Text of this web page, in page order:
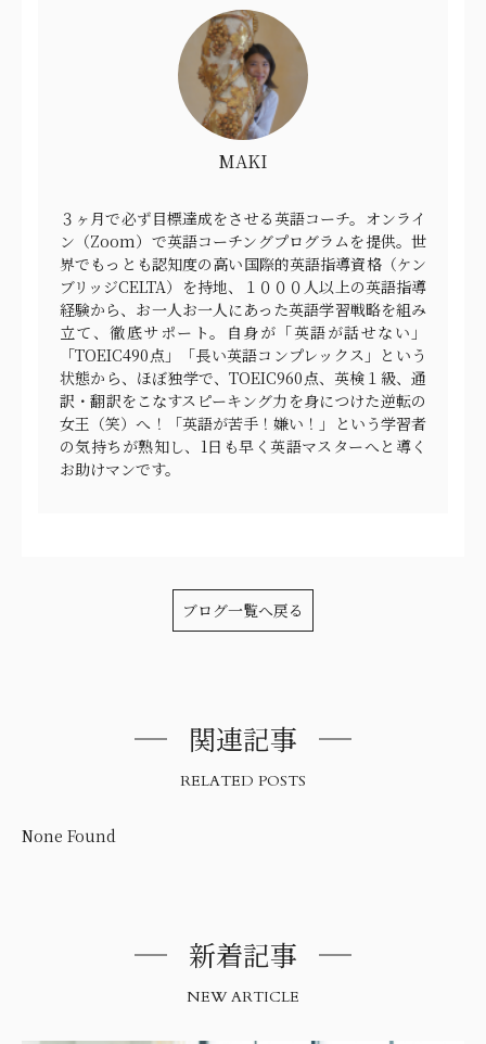
MAKI
３ヶ月で必ず目標達成をさせる英語コーチ。オンライ
ン（Zoom）で英語コーチングプログラムを提供。世
界でもっとも認知度の高い国際的英語指導資格（ケン
ブリッジCELTA）を持地、１０００人以上の英語指導
経験から、お一人お一人にあった英語学習戦略を組み
立て、徹底サポート。自身が「英語が話せない」
「TOEIC490点」「長い英語コンプレックス」という
状態から、ほぼ独学で、TOEIC960点、英検１級、通
訳・翻訳をこなすスピーキング力を身につけた逆転の
女王（笑）へ！「英語が苦手！嫌い！」という学習者
の気持ちが熟知し、1日も早く英語マスターへと導く
お助けマンです。
ブログ一覧へ戻る
関連記事
RELATED POSTS
None Found
新着記事
NEW ARTICLE